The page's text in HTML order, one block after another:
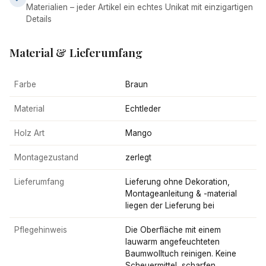
Materialien – jeder Artikel ein echtes Unikat mit einzigartigen
Details
Material & Lieferumfang
Farbe Braun
Material Echtleder
Holz Art Mango
Montagezustand zerlegt
Lieferumfang
Lieferung ohne Dekoration,
Montageanleitung & -material
liegen der Lieferung bei
Pflegehinweis
Die Oberfläche mit einem
lauwarm angefeuchteten
Baumwolltuch reinigen. Keine